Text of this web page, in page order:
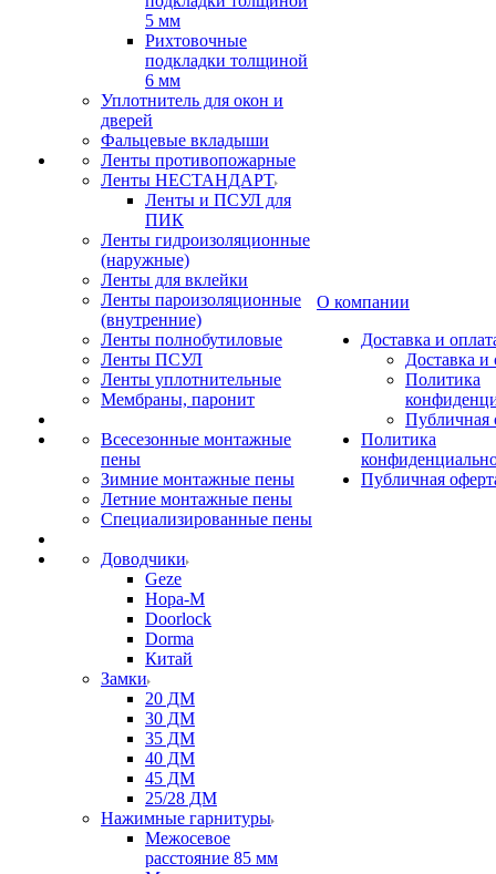
5 мм
Рихтовочные
подкладки толщиной
6 мм
Уплотнитель для окон и
дверей
Фальцевые вкладыши
Ленты противопожарные
Ленты НЕСТАНДАРТ
Ленты и ПСУЛ для
ПИК
Ленты гидроизоляционные
(наружные)
Ленты для вклейки
Ленты пароизоляционные
(внутренние)
Ленты полнобутиловые
Ленты ПСУЛ
Ленты уплотнительные
Мембраны, паронит
Всесезонные монтажные
пены
Зимние монтажные пены
Летние монтажные пены
Специализированные пены
Доводчики
Geze
Нора-М
Doorlock
Dorma
Китай
Замки
20 ДМ
30 ДМ
35 ДМ
40 ДМ
45 ДМ
25/28 ДМ
Нажимные гарнитуры
Межосевое
расстояние 85 мм
О компании
Доставка и
Доставка и
Политика
Публичная
Политика
Публичная